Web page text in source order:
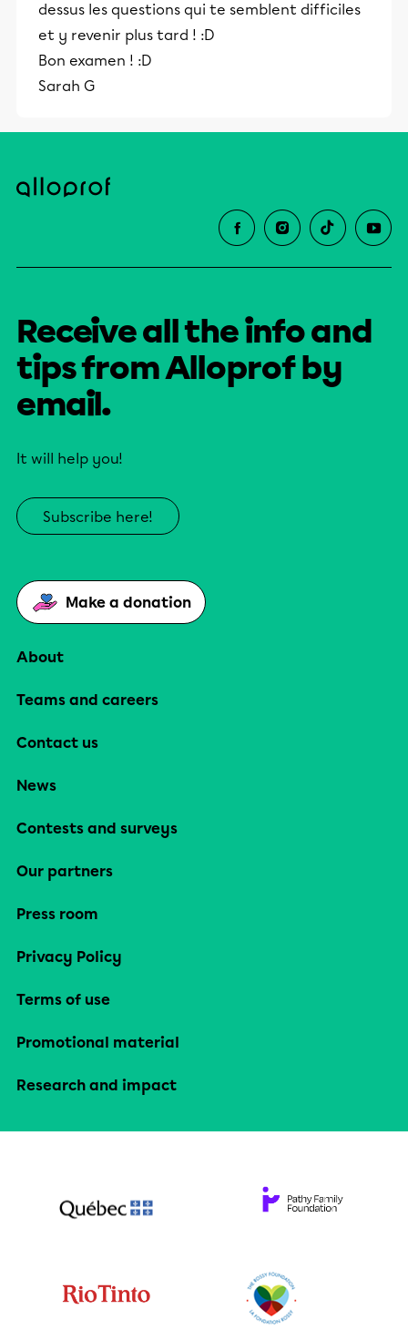
dessus les questions qui te semblent difficiles
et y revenir plus tard ! :D
Bon examen ! :D
Sarah G
Receive all the info and
tips from Alloprof by
email.
It will help you!
Subscribe here!
Make a donation
About
Teams and careers
Contact us
News
Contests and surveys
Our partners
Press room
Privacy Policy
Terms of use
Promotional material
Research and impact